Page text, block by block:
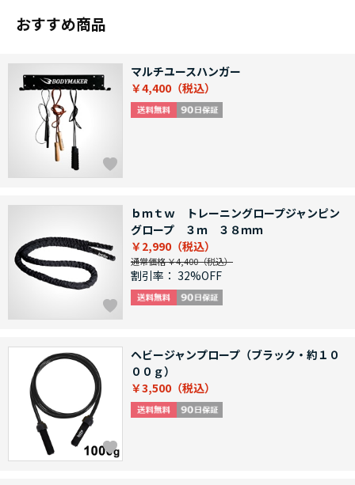
おすすめ商品
マルチユースハンガー
￥4,400
ｂｍｔｗ トレーニングロープジャンピン
グロープ ３ｍ ３８ｍｍ
￥2,990
通常価格 ￥4,400
割引率： 32%OFF
ヘビージャンプロープ（ブラック・約１０
００ｇ）
￥3,500